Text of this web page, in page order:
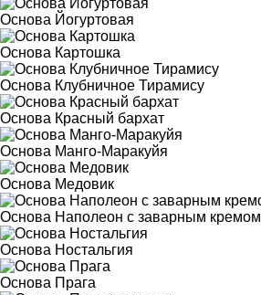
Основа Йогуртовая
Основа Картошка
Основа Клубничное Тирамису
Основа Красный бархат
Основа Манго-Маракуйя
Основа Медовик
Основа Наполеон с заварным кремом
Основа Ностальгия
Основа Прага